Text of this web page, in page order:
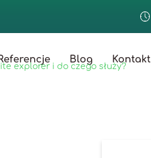
Blog Kontakt
explorer i do czego służy?